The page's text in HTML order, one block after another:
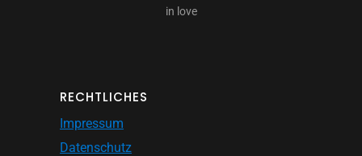
in love
RECHTLICHES
Impressum
Datenschutz